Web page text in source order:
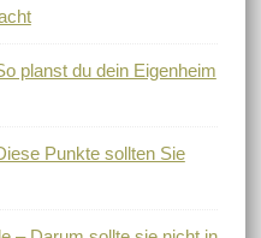
planst du dein Eigenheim
Punkte sollten Sie